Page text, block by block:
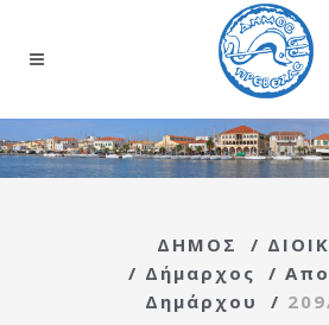
ΔΗΜΟΣ /
/ Δήμαρχος /
Δημάρχου
/